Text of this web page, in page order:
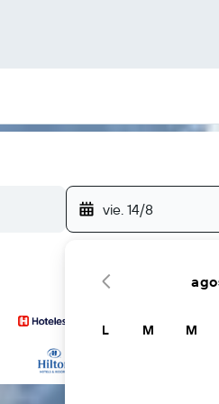
vie. 14/8
L M M